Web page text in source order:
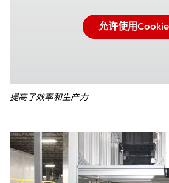
允许使用
提高了效率和生产力